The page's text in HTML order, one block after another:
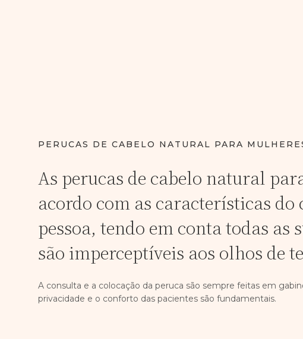
PERUCAS DE CABELO NATURAL PARA
As perucas de cabelo natural
acordo com as características do
pessoa, tendo em conta todas as
são imperceptíveis aos olhos de
A consulta e a colocação da peruca são sempre feitas em
privacidade e o conforto das pacientes são fundamentais.